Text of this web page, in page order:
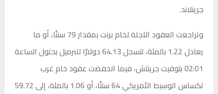
جرينلاند.
وتراجعت العقود الآجلة لخام برنت بمقدار 79 سنتًا، أو ما
يعادل 1.22 بالمئة، لتسجل 64.13 دولارًا للبرميل بحلول الساعة
02:01 بتوقيت جرينتش، فيما انخفضت عقود خام غرب
تكساس الوسيط الأمريكي 64 سنتًا، أو 1.06 بالمئة، إلى 59.72